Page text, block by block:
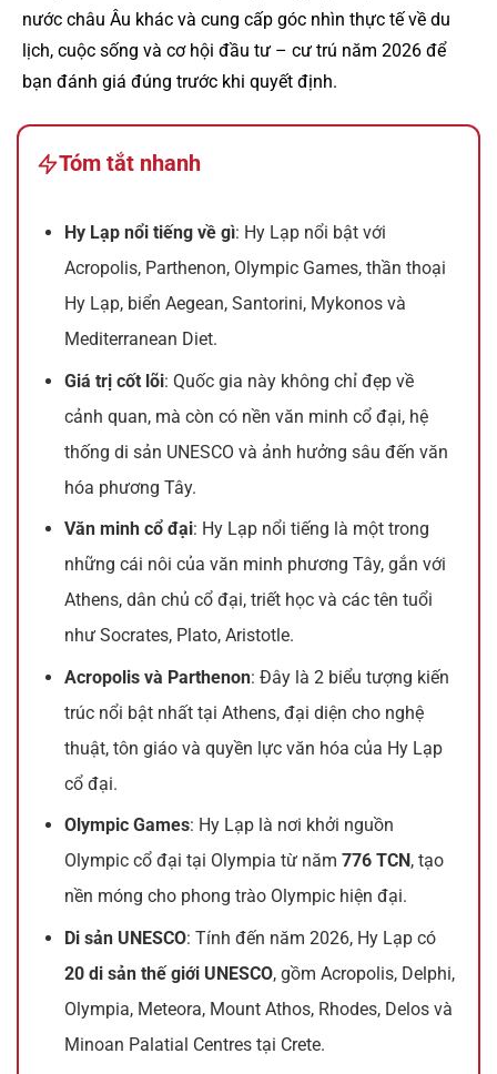
nước châu Âu khác và cung cấp góc nhìn thực tế về du
lịch, cuộc sống và cơ hội đầu tư – cư trú năm 2026 để
bạn đánh giá đúng trước khi quyết định.
Tóm tắt nhanh
Hy Lạp nổi tiếng về gì: Hy Lạp nổi bật với
Acropolis, Parthenon, Olympic Games, thần thoại
Hy Lạp, biển Aegean, Santorini, Mykonos và
Mediterranean Diet.
Giá trị cốt lõi: Quốc gia này không chỉ đẹp về
cảnh quan, mà còn có nền văn minh cổ đại, hệ
thống di sản UNESCO và ảnh hưởng sâu đến văn
hóa phương Tây.
Văn minh cổ đại: Hy Lạp nổi tiếng là một trong
những cái nôi của văn minh phương Tây, gắn với
Athens, dân chủ cổ đại, triết học và các tên tuổi
như Socrates, Plato, Aristotle.
Acropolis và Parthenon: Đây là 2 biểu tượng kiến
trúc nổi bật nhất tại Athens, đại diện cho nghệ
thuật, tôn giáo và quyền lực văn hóa của Hy Lạp
cổ đại.
Olympic Games: Hy Lạp là nơi khởi nguồn
Olympic cổ đại tại Olympia từ năm776 TCN , tạo
nền móng cho phong trào Olympic hiện đại.
Di sản UNESCO: Tính đến năm 2026, Hy Lạp có
20 di sản thế giới UNESCO, gồm Acropolis, Delphi,
Olympia, Meteora, Mount Athos, Rhodes, Delos và
Minoan Palatial Centres tại Crete.